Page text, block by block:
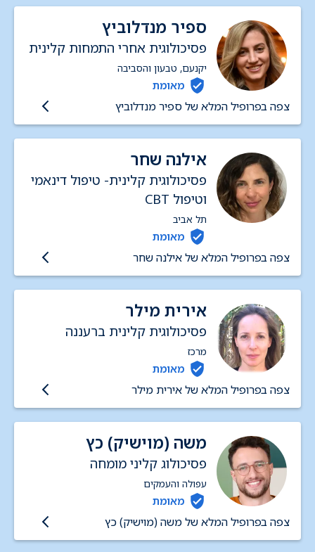
ספיר מנדלוביץ
פסיכולוגית אחרי התמחות קלינית
יקנעם, טבעון והסביבה
מאומת
צפה בפרופיל המלא של ספיר מנדלוביץ
אילנה שחר
פסיכולוגית קלינית- טיפול דינאמי
וטיפול CBT
תל אביב
מאומת
צפה בפרופיל המלא של אילנה שחר
אירית מילר
פסיכולוגית קלינית ברעננה
מרכז
מאומת
צפה בפרופיל המלא של אירית מילר
משה (מוישיק) כץ
פסיכולוג קליני מומחה
עפולה והעמקים
מאומת
צפה בפרופיל המלא של משה (מוישיק) כץ